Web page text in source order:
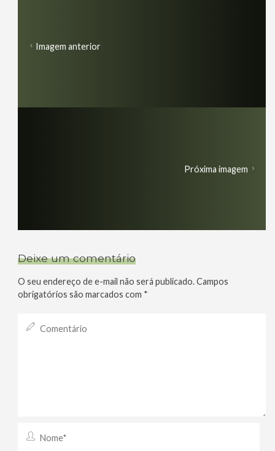
Imagem anterior
Próxima imagem
Deixe um comentário
O seu endereço de e-mail não será publicado. Campos
obrigatórios são marcados com *